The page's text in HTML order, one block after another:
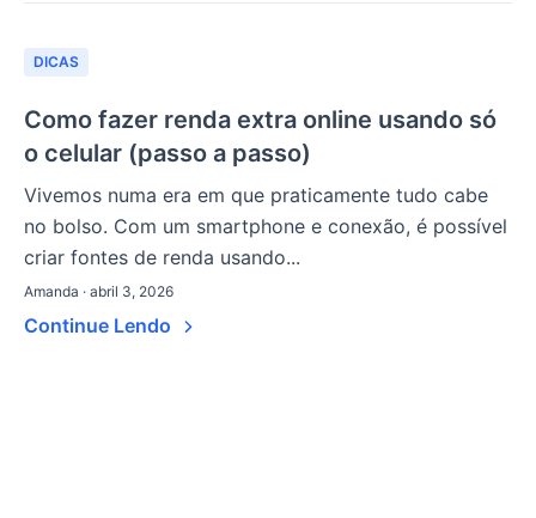
DICAS
Como fazer renda extra online usando só
o celular (passo a passo)
Vivemos numa era em que praticamente tudo cabe
no bolso. Com um smartphone e conexão, é possível
criar fontes de renda usando...
Amanda · abril 3, 2026
Continue Lendo